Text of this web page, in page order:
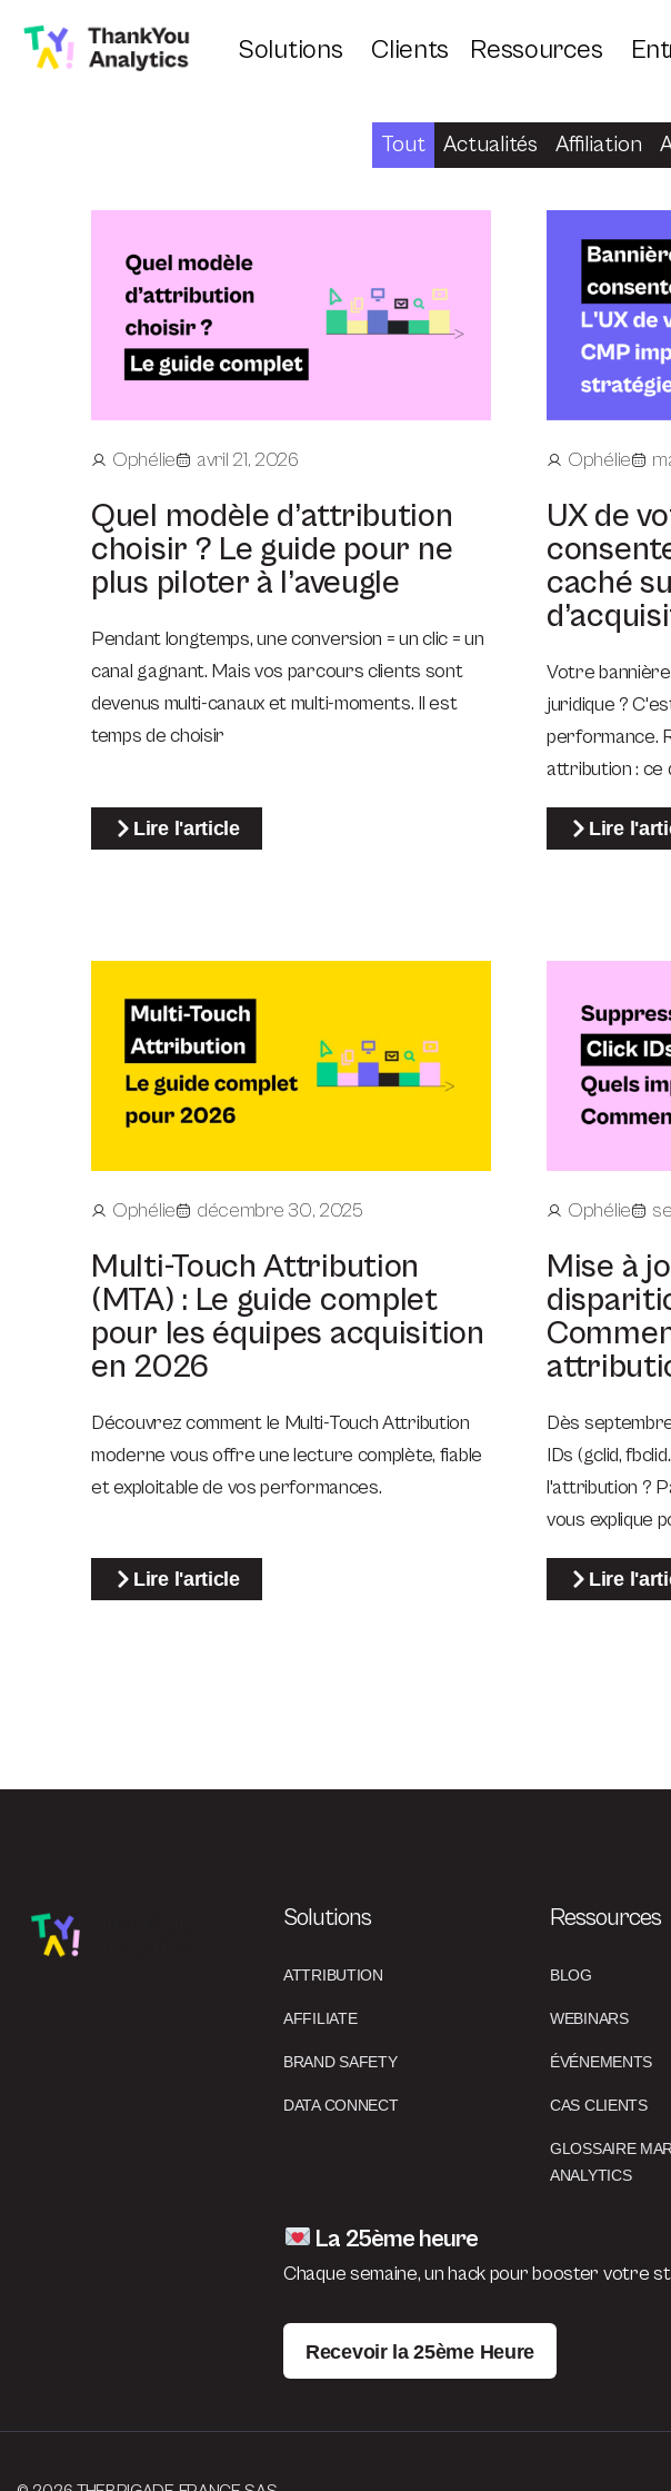
Solutions Clients Ressources
Actualités Affiliation
Tout
Ophélie avril 21, 2026
Quel modèle d’attribution
choisir ? Le guide pour ne
plus piloter à l’aveugle
Pendant longtemps, une conversion = un clic = un
canal gagnant. Mais vos parcours clients sont
devenus multi-canaux et multi-moments. Il est
temps de choisir
Lire l'article
Ophélie
UX de
caché
Votre
juridique ?
performance.
attribution : ce
Lire
Ophélie décembre 30, 2025
Multi-Touch Attribution
(MTA) : Le guide complet
pour les équipes acquisition
en 2026
Découvrez comment le Multi-Touch Attribution
moderne vous offre une lecture complète, fiable
et exploitable de vos performances.
Lire l'article
Ophélie
Mise à
Dès
IDs (gclid,
l'attribution ?
vous explique
Lire
Solutions
ATTRIBUTION
AFFILIATE
BRAND SAFETY
DATA CONNECT
Ressources
BLOG
WEBINARS
ÉVÉNEMENTS
CAS CLIENTS
GLOSSAIRE
ANALYTICS
La 25ème heure
Chaque semaine, un hack pour booster votre
Recevoir la 25ème Heure